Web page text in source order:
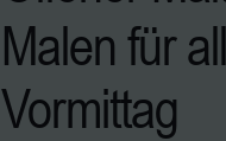
Malen für
Vormittag